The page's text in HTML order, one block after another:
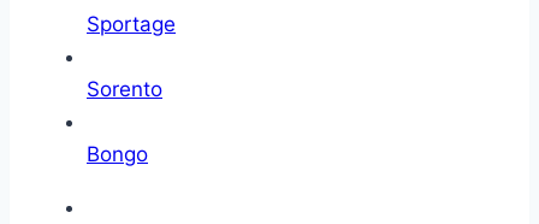
Sportage
Sorento
Bongo